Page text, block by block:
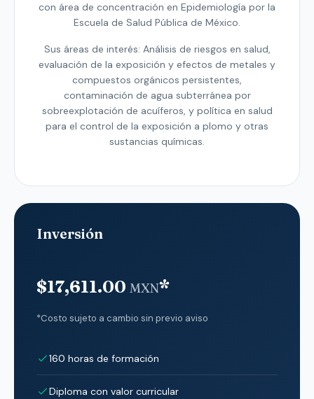
con área de concentración en Epidemiología por la
Escuela de Salud Pública de México.
Sus áreas de interés: Análisis de riesgos en salud,
evaluación de la exposición y efectos de metales y
compuestos orgánicos persistentes,
contaminación de agua subterránea por
sobreexplotación de acuíferos, y política en salud
para el control de la exposición a plomo y otras
sustancias químicas.
Inversión
$17,611.00 MXN*
*Costo sujeto a cambio sin previo aviso
160 horas de formación
Diploma con valor curricular